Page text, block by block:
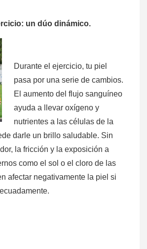
un dúo dinámico.
Durante el ejercicio, tu piel
pasa por una serie de cambios.
El aumento del flujo sanguíneo
ayuda a llevar oxígeno y
nutrientes a las células de la
darle un brillo saludable. Sin
la fricción y la exposición a
como el sol o el cloro de las
afectar negativamente la piel si